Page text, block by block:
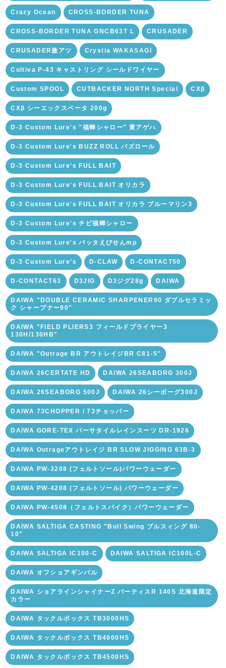
Crazy Ocean CROSS-BORDER TUNA
CROSS-BORDER TUNA GNCB63T L CRUSADER
CRUSADER激アツ Crystia WAKASAGI
Cultiva P-43 キャストリング シールドワイヤー
Custom SPOOL CUTBACKER NORTH Special CXβ
CXβ シーエックスベータ 200g
D-3 Custom Lure's "福蝉シャロー" 黄アゲハ
D-3 Custom Lure's BUZZ ROLL バズロール
D-3 Custom Lure's FULL BAIT
D-3 Custom Lure's FULL BAIT オリカラ
D-3 Custom Lure's FULL BAIT オリカラ ブルーマリン3
D-3 Custom Lure's チビ福蝉シャロー
D-3 Custom Lure's バッタえびせんmp
D-3 Custom Lure’s D-CLAW D-CONTACT50
D-CONTACT63 D3JIG D3ジグ28g DAIWA
DAIWA "DOUBLE CERAMIC SHARPENER90 ダブルセラミッ
ク シャープナー90"
DAIWA "FIELD PLIERS3 フィールドプライヤー3
130H/130HB"
DAIWA "Outrage BR アウトレイジBR C81-5"
DAIWA 26CERTATE HD DAIWA 26SEABORG 300J
DAIWA 26SEABORG 500J DAIWA 26シーボーグ300J
DAIWA 73CHOPPER / 73チョッパー
DAIWA GORE-TEX バーサタイルレインスーツ DR-1926
DAIWA Outrageアウトレイジ BR SLOW JIGGING 63B-3
DAIWA PW-3208 (フェルトソール)パワーウェーダー
DAIWA PW-4208 (フェルトソール) パワーウェーダー
DAIWA PW-4508（フェルトスパイク）パワーウェーダー
DAIWA SALTIGA CASTING "Bull Swing ブルスィング 80-
10"
DAIWA SALTIGA IC100-C DAIWA SALTIGA IC100L-C
DAIWA オフショアギンバル
DAIWA ショアラインシャイナーZ バーティスR 140S 北海道限定
カラー
DAIWA タックルボックス TB3000HS
DAIWA タックルボックス TB4000HS
DAIWA タックルボックス TB4500HS